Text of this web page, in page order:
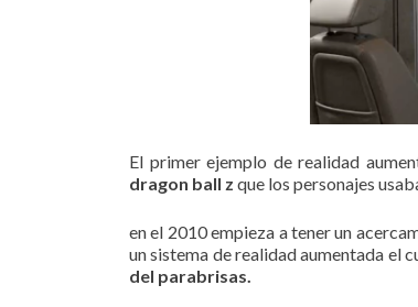
El primer ejemplo de realidad
dragon ball z que los personajes
en el 2010 empieza a tener un
un sistema de realidad aumentada el
del parabrisas.